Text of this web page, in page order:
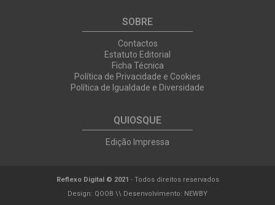
SOBRE
Contactos
Estatuto Editorial
Ficha Técnica
Política de Privacidade e Cookies
Política de Igualdade e Diversidade
QUIOSQUE
Edição Impressa
Reflexo Digital © 2021 - Todos direitos reservados
Design: QOOB \\ Desenvolvimento: NEWBY